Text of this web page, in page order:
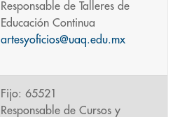
Responsable de Talleres de
Educación Continua
artesyoficios@uaq.edu.mx
Fijo: 65521
Responsable de Cursos y